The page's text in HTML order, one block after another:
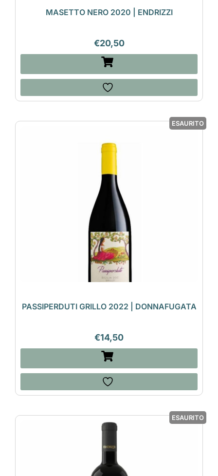
MASETTO NERO 2020 | ENDRIZZI
€20,50
ESAURITO
PASSIPERDUTI GRILLO 2022 | DONNAFUGATA
€14,50
ESAURITO